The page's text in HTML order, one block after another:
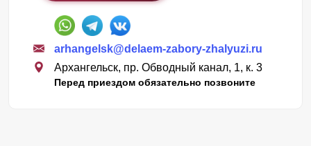
arhangelsk@delaem-zabory-zhalyuzi.ru
Архангельск, пр. Обводный канал, 1, к. 3
Перед приездом обязательно позвоните